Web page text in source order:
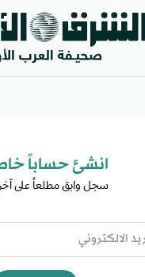
انشئ حساباً
سجل وابق مطلعاً على آخر